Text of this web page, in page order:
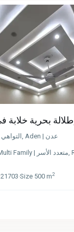
Al-Tawahi | التواهي Aden | عدن
Multi Family | متعدد الأسر
21703·Size 500 m2